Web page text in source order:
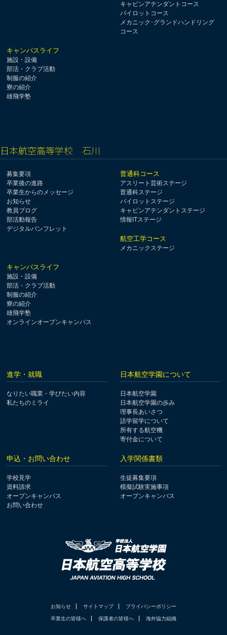
キャビンアテンダントコース
パイロットコース
メカニック･グランドハンドリング
コース
キャンパスライフ
施設・設備
部活・クラブ活動
制服の紹介
寮の紹介
雄飛学塾
日本航空高等学校 石川
募集要項
卒業後の進路
卒業生からのメッセージ
お知らせ
教員ブログ
部活動報告
デジタルパンフレット
普通科コース
アスリート芸術ステージ
普通科ステージ
パイロットステージ
キャビンアテンダントステージ
情報ITステージ
航空工学コース
メカニックステージ
キャンパスライフ
施設・設備
部活・クラブ活動
制服の紹介
寮の紹介
雄飛学塾
オンラインオープンキャンパス
進学・就職
なりたい職業・学びたい内容
私たちのミライ
日本航空学園について
日本航空学園
日本航空学園の歩み
理事長あいさつ
語学留学について
所有する航空機
寄付金について
申込・お問い合わせ
学校見学
資料請求
オープンキャンパス
お問い合わせ
入学関係書類
生徒募集要項
模擬試験実施事項
オープンキャンパス
お知らせ サイトマップ プライバシーポリシー
卒業生の皆様へ 保護者の皆様へ 海外協力組織